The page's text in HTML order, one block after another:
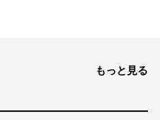
もっと見る